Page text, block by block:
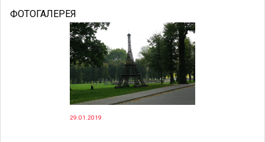
ФОТОГАЛЕРЕЯ
29.01.2019